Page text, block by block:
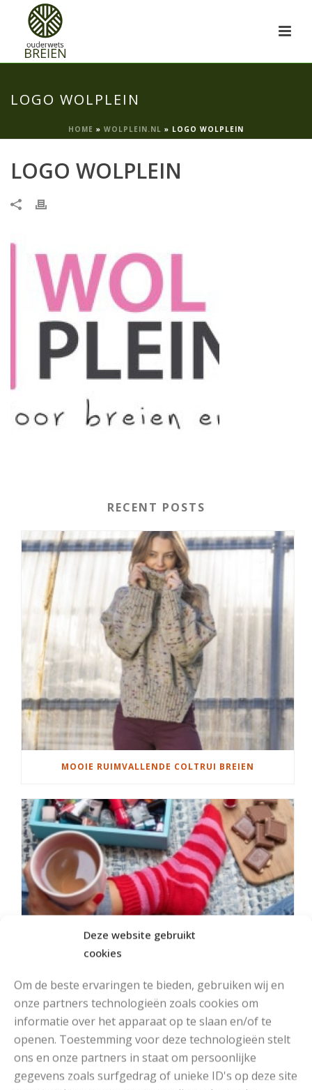
Deze website gebruikt
cookies
Om de beste ervaringen te bieden, gebruiken wij en
onze partners technologieën zoals cookies om
informatie over het apparaat op te slaan en/of te
openen. Toestemming voor deze technologieën stelt
ons en onze partners in staat om persoonlijke
gegevens zoals surfgedrag of unieke ID's op deze site
LOGO WOLPLEIN
HOME » WOLPLEIN.NL » LOGO WOLPLEIN
LOGO WOLPLEIN
RECENT POSTS
MOOIE RUIMVALLENDE COLTRUI BREIEN
MOOIE DIKGESTREEPTE SOKKEN BREIEN VAN DURABLE GAREN